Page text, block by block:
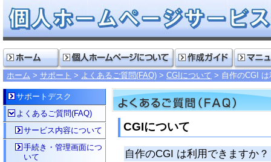
ホーム サポート よくあるご質問(FAQ) CGIについて 自作のCGI
CGIについて
自作のCGI は利用できますか？
サポートデスク
よくあるご質問(FAQ)
サービス内容について
手続き・管理画面につ
いて